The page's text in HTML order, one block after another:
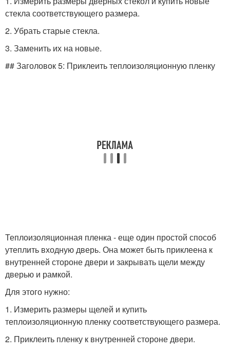
стекла соответствующего размера.
2. Убрать старые стекла.
3. Заменить их на новые.
## Заголовок 5: Приклеить теплоизоляционную пленку
Теплоизоляционная пленка - еще один простой способ
утеплить входную дверь. Она может быть приклеена к
внутренней стороне двери и закрывать щели между
дверью и рамкой.
Для этого нужно:
1. Измерить размеры щелей и купить
теплоизоляционную пленку соответствующего размера.
2. Приклеить пленку к внутренней стороне двери.